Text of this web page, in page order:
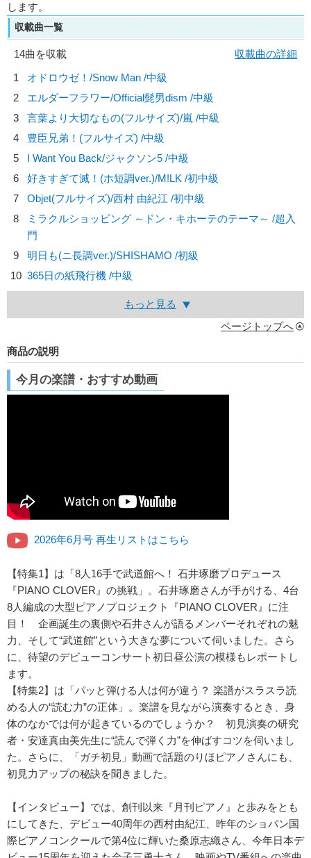
します。
収載曲一覧
14曲を収載
収載曲の詳細
1
オドロウゼ！/Snow Man /中級
2
エルダーフラワー/Official髭男dism /中級
3
言葉より大切なもの(フルサイズ)/嵐 /中級
4
豊臣兄弟！(フルサイズ) /中級
5
I Want You Back/ジャクソン5 /中級
6
好きすぎて滅！(ホ短調ver.)/M!LK /初中級
7
Objet(フルサイズ)/西村 由紀江 /初中級
8
ミラクルショッピング ～ドン・キホーテのテーマ～ /超入
門
9
明日も(ニ長調ver.)/SHISHAMO /初級
10 365日の紙飛行機 /中級
もっと見る
ページトップへ
商品の説明
今月の楽譜・おすすめ動画
2026年6月号 再生リストはこちら
【特集1】は「8人16手で武道館へ！ 石井琢磨プロデュース
『PIANO CLOVER』の挑戦」。石井琢磨さんが手がける、4台
8人編成の大型ピアノプロジェクト『PIANO CLOVER』に注
目！ 企画誕生の裏側や石井さんが語るメンバーそれぞれの魅
力、そして“武道館”という大きな夢について伺いました。さら
に、待望のデビューコンサート初日昼公演の模様もレポートし
ます。
【特集2】は「パッと弾ける人は何が違う？ 楽譜がスラスラ読
める人の“読む力”の正体」。楽譜を見ながら演奏するとき、身
体のなかでは何が起きているのでしょうか？ 初見演奏の研究
者・安達真由美先生に“読んで弾く力”を伸ばすコツを伺いまし
た。さらに、「ガチ初見」動画で話題のりほピアノさんにも、
初見力アップの秘訣を聞きました。
【インタビュー】では、創刊以来『月刊ピアノ』と歩みをとも
にしてきた、デビュー40周年の西村由紀江、昨年のショパン国
際ピアノコンクールで第4位に輝いた桑原志織さん、今年日本デ